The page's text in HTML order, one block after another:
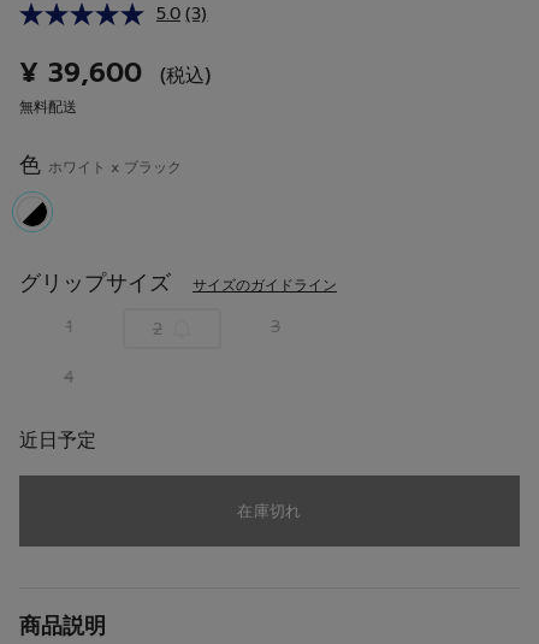
5.0 レ
ュ
ー
リ
ン
(3)
¥ 39,600 (税込)
無料配送
色 ホワイト x ブラック
selected
グリップサイズ サイズのガイドライン
1 2
3
4
近日予定
在庫切れ
商品説明